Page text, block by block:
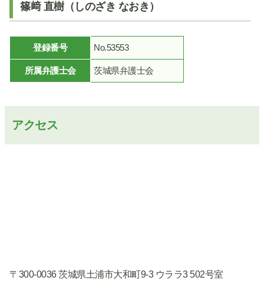
篠﨑 直樹（しのざき なおき）
登録番号 No.53553
所属弁護士会 茨城県弁護士会
アクセス
〒300-0036 茨城県土浦市大和町9-3 ウララ3 502号室